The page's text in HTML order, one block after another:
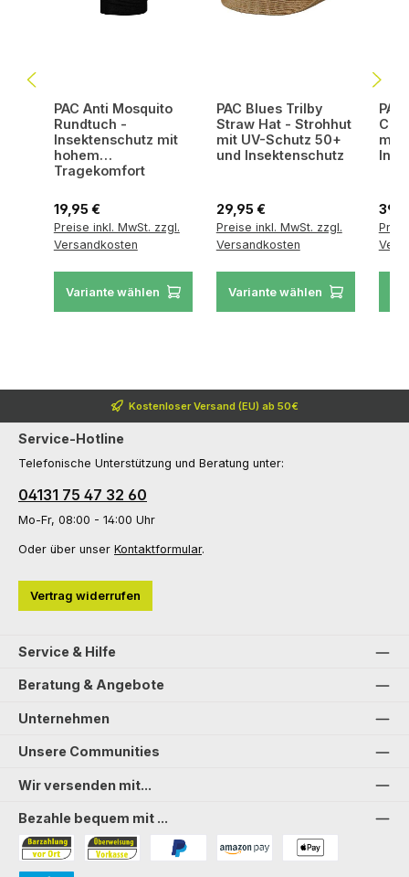
PAC Anti Mosquito
Rundtuch -
Insektenschutz mit
hohem
Tragekomfort
Regulärer Preis:
19,95 €
Preise inkl. MwSt. zzgl.
Versandkosten
Variante wählen
PAC Blues Trilby
Straw Hat - Strohhut
mit UV-Schutz 50+
und Insektenschutz
Regulärer Preis:
29,95 €
Preise inkl. MwSt. zzgl.
Versandkosten
Variante wählen
mit
Kostenloser Versand (EU) ab 50€
Service-Hotline
Telefonische Unterstützung und Beratung unter:
04131 75 47 32 60
Mo-Fr, 08:00 - 14:00 Uhr
Oder über unser Kontaktformular.
Vertrag widerrufen
Service & Hilfe
Beratung & Angebote
Unternehmen
Unsere Communities
Wir versenden mit...
Bezahle bequem mit ...
Bezahlung in der Filiale